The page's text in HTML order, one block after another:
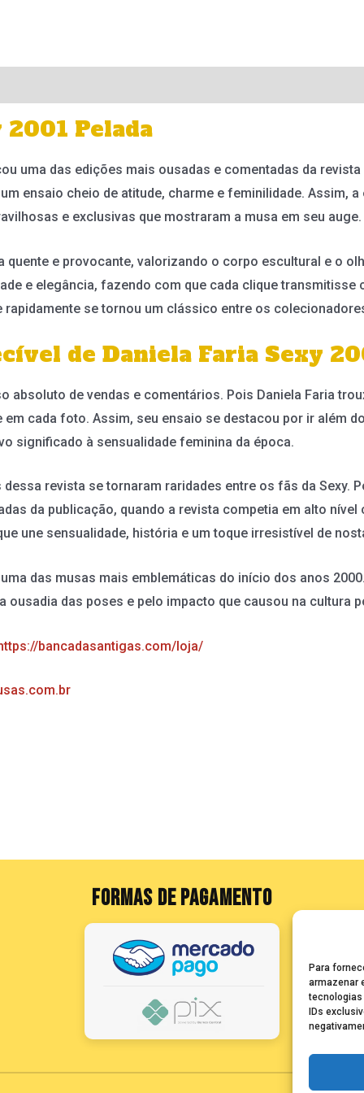
Para
armazenar
tecnologias
IDs
Pelada
uma das edições mais ousadas e comentadas da
ensaio cheio de atitude, charme e feminilidade. Assim,
e exclusivas que mostraram a musa em seu auge.
e provocante, valorizando o corpo escultural e o
e elegância, fazendo com que cada clique transmitisse
rapidamente se tornou um clássico entre os
de Daniela Faria Sexy
absoluto de vendas e comentários. Pois Daniela Faria
cada foto. Assim, seu ensaio se destacou por ir além
significado à sensualidade feminina da época.
revista se tornaram raridades entre os fãs da Sexy.
da publicação, quando a revista competia em alto nível
une sensualidade, história e um toque irresistível de
das musas mais emblemáticas do início dos anos
ousadia das poses e pelo impacto que causou na cultura
bancadasantigas.com/loja/
FORMAS DE PAGAMENTO